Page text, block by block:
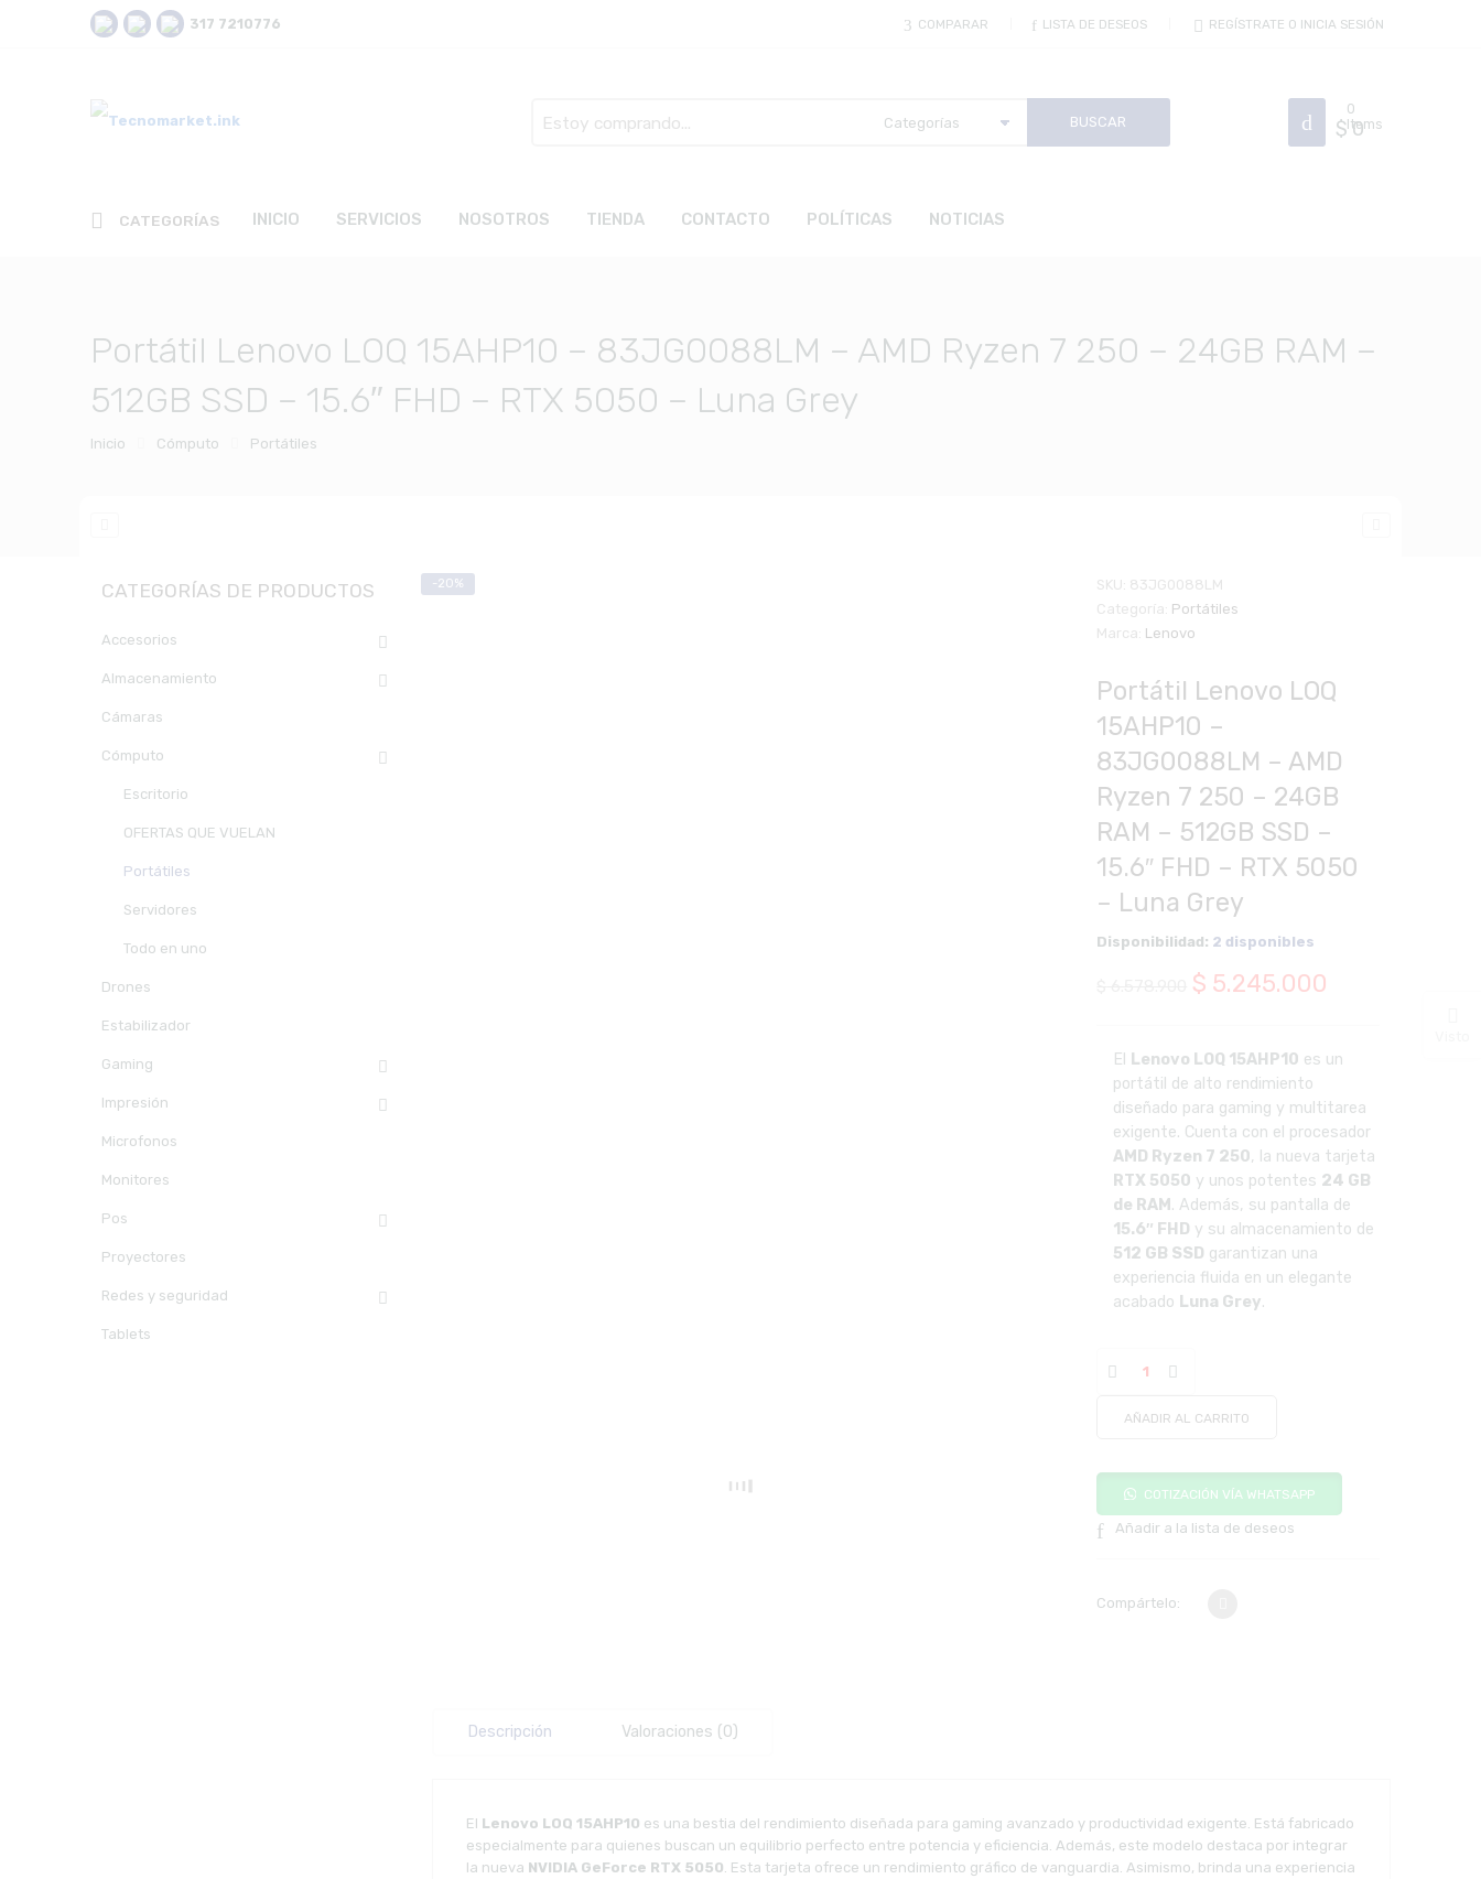
317 7210776 COMPARAR LISTA DE DESEOS REGÍSTRATE O INICIA SESIÓN
aquí
0
Items
$0
CATEGORÍAS INICIO SERVICIOS NOSOTROS TIENDA CONTACTO POLÍTICAS NOTICIAS
Portátil Lenovo LOQ 15AHP10 – 83JG0088LM – AMD Ryzen 7 250 – 24GB RAM –
512GB SSD – 15.6″ FHD – RTX 5050 – Luna Grey
Inicio Cómputo Portátiles
-20% SKU: 83JG0088LM
Categoría: Portátiles
Marca: Lenovo
Portátil Lenovo LOQ
15AHP10 –
83JG0088LM – AMD
Ryzen 7 250 – 24GB
RAM – 512GB SSD –
15.6″ FHD – RTX 5050
– Luna Grey
Disponibilidad: 2 disponibles
El
original
era:
$ 6.578.900.
$ 5.245.000
actual
es:
$ 5.245.000.
El Lenovo LOQ 15AHP10 es un
portátil de alto rendimiento
diseñado para gaming y multitarea
exigente. Cuenta con el procesador
AMD Ryzen 7 250, la nueva tarjeta
RTX 5050 y unos potentes 24 GB
de RAM . Además, su pantalla de
15.6″ FHD y su almacenamiento de
512 GB SSD garantizan una
experiencia fluida en un elegante
acabado Luna Grey.
AÑADIR AL CARRITO
COTIZACIÓN VÍA WHATSAPP
Añadir a la lista de deseos
Compártelo:
Descripción Valoraciones (0)
El Lenovo LOQ 15AHP10 es una bestia del rendimiento diseñada para gaming avanzado y productividad exigente. Está fabricado
especialmente para quienes buscan un equilibrio perfecto entre potencia y eficiencia. Además, este modelo destaca por integrar
la nueva NVIDIA GeForce RTX 5050 . Esta tarjeta ofrece un rendimiento gráfico de vanguardia. Asimismo, brinda una experiencia
CATEGORÍAS DE PRODUCTOS
Accesorios
Almacenamiento
Cámaras
Cómputo
Escritorio
OFERTAS QUE VUELAN
Portátiles
Servidores
Todo en uno
Drones
Estabilizador
Gaming
Impresión
Microfonos
Monitores
Pos
Proyectores
Redes y seguridad
Tablets